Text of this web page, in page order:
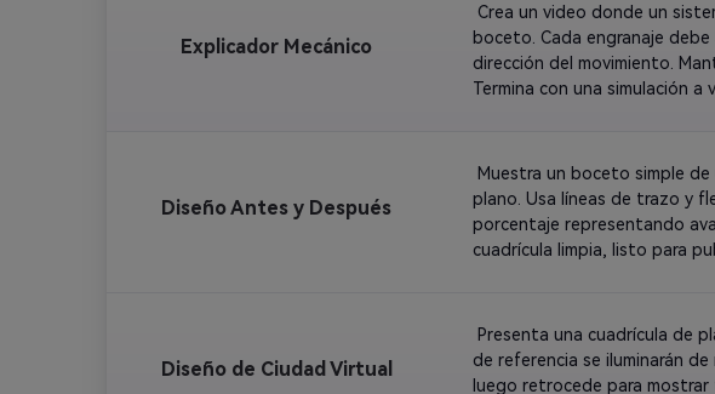
Explicador Mecánico
Crea un video donde un
boceto. Cada engranaje
dirección del movimiento.
Termina con una simulación
Diseño Antes y Después
Muestra un boceto simple
plano. Usa líneas de trazo y
porcentaje representando
cuadrícula limpia, listo para
Diseño de Ciudad Virtual
Presenta una cuadrícula de
de referencia se iluminarán
luego retrocede para